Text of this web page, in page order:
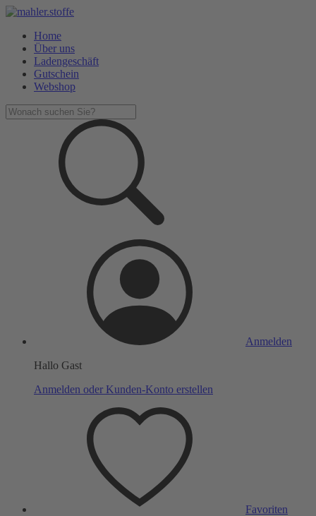
Home
Über uns
Ladengeschäft
Gutschein
Webshop
Anmelden
Hallo Gast
Anmelden oder Kunden-Konto erstellen
Favoriten